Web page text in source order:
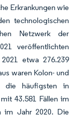
Erkrankungen wie
technologischen
Netzwerk der
veröffentlichten
etwa 276.239
waren Kolon- und
die häufigsten in
43.581 Fällen im
im Jahr 2020. Die